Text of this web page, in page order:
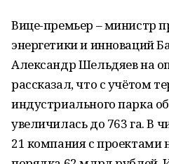
Вице-премьер – министр
энергетики и инноваций
Александр Шельдяев на
рассказал, что с учётом
индустриального парка
увеличилась до 763 га. В
21 компания с